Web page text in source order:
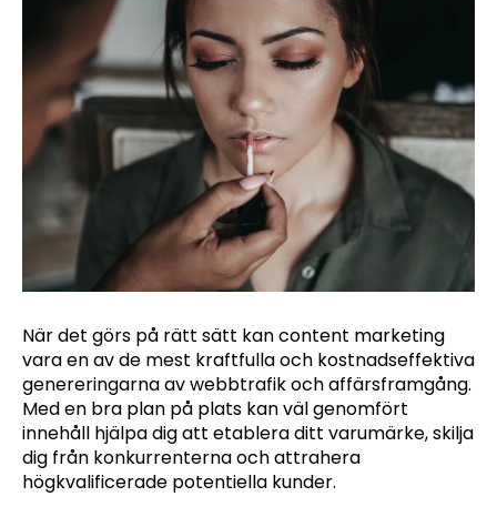
När det görs på rätt sätt kan content marketing
vara en av de mest kraftfulla och kostnadseffektiva
genereringarna av webbtrafik och affärsframgång.
Med en bra plan på plats kan väl genomfört
innehåll hjälpa dig att etablera ditt varumärke, skilja
dig från konkurrenterna och attrahera
högkvalificerade potentiella kunder.